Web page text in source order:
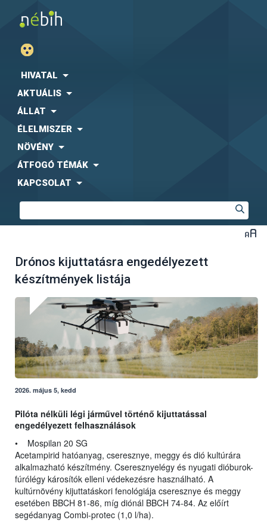
HIVATAL
AKTUÁLIS
ÁLLAT
ÉLELMISZER
NÖVÉNY
ÁTFOGÓ TÉMÁK
KAPCSOLAT
Drónos kijuttatásra engedélyezett
készítmények listája
2026. május 5, kedd
Pilóta nélküli légi járművel történő kijuttatással
engedélyezett felhasználások
• Mospilan 20 SG
Acetampirid hatóanyag, cseresznye, meggy és dió kultúrára
alkalmazható készítmény. Cseresznyelégy és nyugati dióburok-
fúrólégy károsítók elleni védekezésre használható. A
kultúrnövény kijuttatáskori fenológiája cseresznye és meggy
esetében BBCH 81-86, míg diónál BBCH 74-84. Az előírt
segédanyag Combi-protec (1,0 l/ha).